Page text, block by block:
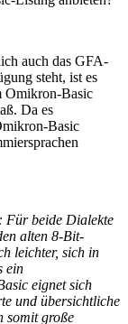
auch das GFA-
steht, ist es
Omikron-Basic
Da es
Basic
Für beide Dialekte
alten 8-Bit-
leichter, sich in
ein
eignet sich
und übersichtliche
somit große